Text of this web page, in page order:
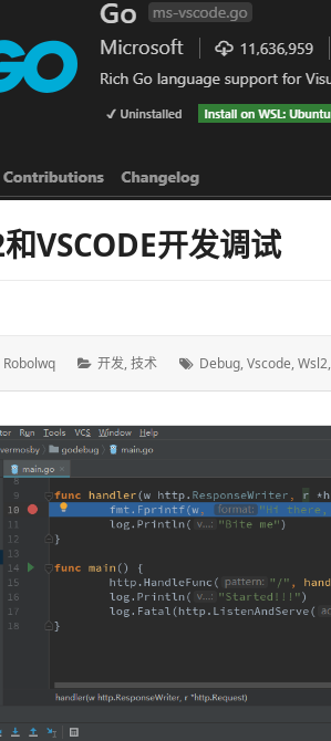
VSCODE开发调试
作
Robolwq
分
开发,技术
标
Debug,Vscode,Wsl2,